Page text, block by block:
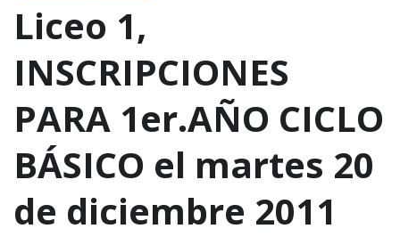
Liceo 1,
INSCRIPCIONES
PARA 1er.AÑO CICLO
BÁSICO el martes 20
de diciembre 2011